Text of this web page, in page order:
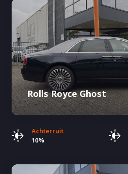
Rolls Royce Ghost
Achterruit
10%